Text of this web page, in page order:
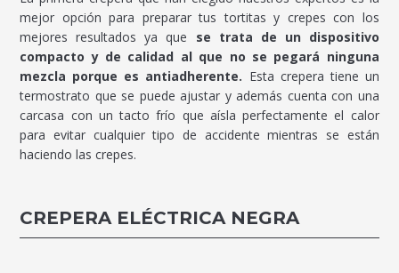
mejor opción para preparar tus tortitas y crepes con los
mejores resultados ya que se trata de un dispositivo
compacto y de calidad al que no se pegará ninguna
mezcla porque es antiadherente. Esta crepera tiene un
termostrato que se puede ajustar y además cuenta con una
carcasa con un tacto frío que aísla perfectamente el calor
para evitar cualquier tipo de accidente mientras se están
haciendo las crepes.
CREPERA ELÉCTRICA NEGRA